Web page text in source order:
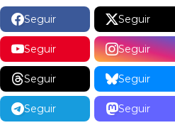
Seguir Seguir
Seguir Seguir
Seguir Seguir
Seguir Seguir